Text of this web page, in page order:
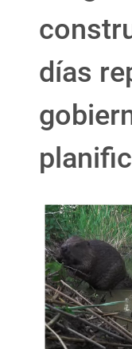
días